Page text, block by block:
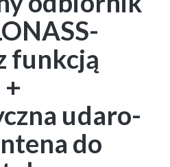
funkcją
udaro-
do